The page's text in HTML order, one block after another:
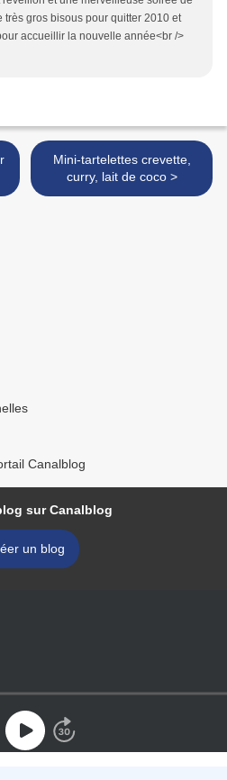
très gros bisous pour quitter 2010 et
accueillir la nouvelle année<br />
Mini-tartelettes crevette,
curry, lait de coco >
Canalblog
sur Canalblog
un blog